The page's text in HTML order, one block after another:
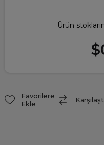
Ürün
Favorilere
Ekle